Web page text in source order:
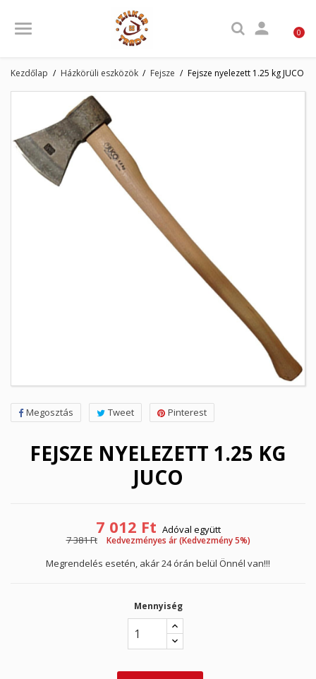
 0
Kezdőlap Házkörüli eszközök Fejsze Fejsze nyelezett 1.25 kg JUCO
Megosztás Tweet Pinterest
FEJSZE NYELEZETT 1.25 KG
JUCO
7 012 Ft Adóval együtt
7 381 Ft
Kedvezményes ár (Kedvezmény 5%)
Megrendelés esetén, akár 24 órán belül Önnél van!!!
Mennyiség